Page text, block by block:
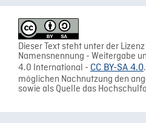
Dieser Text steht unter der
Namensnennung - Weitergabe
4.0 International - CC BY-SA 4.0
möglichen Nachnutzung den
sowie als Quelle das